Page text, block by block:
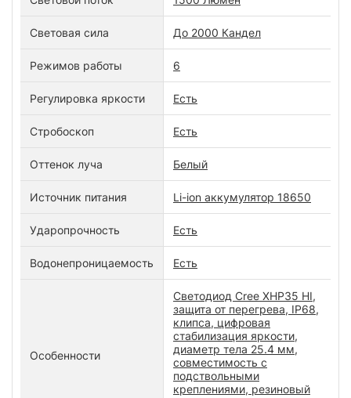
Световая сила До 2000 Кандел
Режимов работы 6
Регулировка яркости Есть
Стробоскоп Есть
Оттенок луча Белый
Источник питания Li-ion аккумулятор 18650
Ударопрочность Есть
Водонепроницаемость Есть
Особенности
Светодиод Cree XHP35 HI,
защита от перегрева, IP68,
клипса, цифровая
стабилизация яркости,
диаметр тела 25.4 мм,
совместимость с
подствольными
креплениями, резиновый